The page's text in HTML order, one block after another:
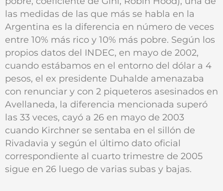
las medidas de las que más se habla en la
Argentina es la diferencia en número de veces
entre 10% más rico y 10% más pobre. Según los
propios datos del INDEC, en mayo de 2002,
cuando estábamos en el entorno del dólar a 4
pesos, el ex presidente Duhalde amenazaba
con renunciar y con 2 piqueteros asesinados en
Avellaneda, la diferencia mencionada superó
las 33 veces, cayó a 26 en mayo de 2003
cuando Kirchner se sentaba en el sillón de
Rivadavia y según el último dato oficial
correspondiente al cuarto trimestre de 2005
sigue en 26 luego de varias subas y bajas.